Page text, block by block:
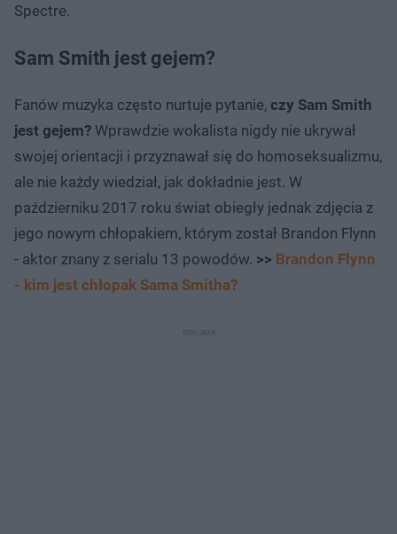
Spectre.
Sam Smith jest gejem?
Fanów muzyka często nurtuje pytanie, czy Sam Smith
jest gejem? Wprawdzie wokalista nigdy nie ukrywał
swojej orientacji i przyznawał się do homoseksualizmu,
ale nie każdy wiedział, jak dokładnie jest. W
październiku 2017 roku świat obiegły jednak zdjęcia z
jego nowym chłopakiem, którym został Brandon Flynn
- aktor znany z serialu 13 powodów. >> Brandon Flynn
- kim jest chłopak Sama Smitha?